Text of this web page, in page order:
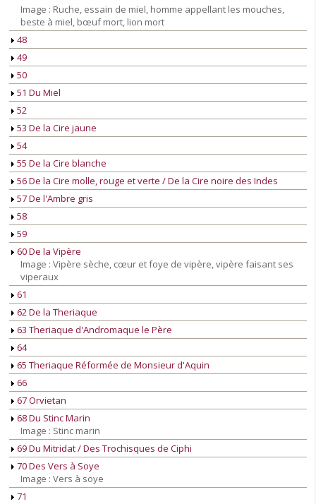
Image : Ruche, essain de miel, homme appellant les mouches,
beste à miel, bœuf mort, lion mort
48
49
50
51 Du Miel
52
53 De la Cire jaune
54
55 De la Cire blanche
56 De la Cire molle, rouge et verte / De la Cire noire des Indes
57 De l'Ambre gris
58
59
60 De la Vipère
Image : Vipère sèche, cœur et foye de vipère, vipère faisant ses
viperaux
61
62 De la Theriaque
63 Theriaque d'Andromaque le Père
64
65 Theriaque Réformée de Monsieur d'Aquin
66
67 Orvietan
68 Du Stinc Marin
Image : Stinc marin
69 Du Mitridat / Des Trochisques de Ciphi
70 Des Vers à Soye
Image : Vers à soye
71